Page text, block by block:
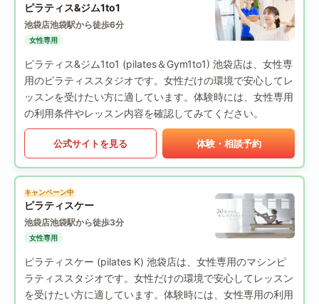
ピラティス&ジム1to1
池袋店池袋駅から徒歩6分
女性専用
ピラティス&ジム1to1 (pilates＆Gym1to1) 池袋店は、女性専
用のピラティススタジオです。女性だけの環境で安心してレ
ッスンを受けたい方に適しています。体験時には、女性専用
の利用条件やレッスン内容を確認してみてください。
公式サイトを見る 体験・相談予約
キャンペーン中
ピラティスケー
池袋店池袋駅から徒歩3分
女性専用
ピラティスケー (pilates K) 池袋店は、女性専用のマシンピ
ラティススタジオです。女性だけの環境で安心してレッスン
を受けたい方に適しています。体験時には、女性専用の利用